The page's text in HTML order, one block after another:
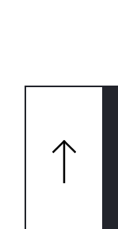
위